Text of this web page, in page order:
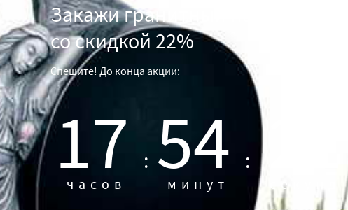
Закажи гранитный памятник
со скидкой 22%
Спешите! До конца акции:
17 :
часов 54 :
минут секунд